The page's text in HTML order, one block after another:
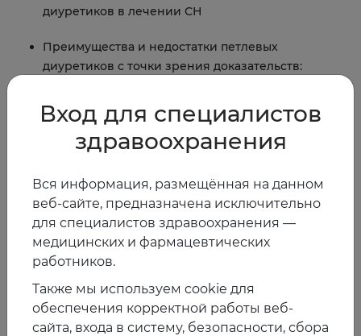
диуретиков в лечении СН
Преимущества и недостатки петлевых
диуретиков с точки зрения доказательств:
Практические аспекты назначения петлевых
диуретиков в реальной клинической практике
На странице урока доступны
Запись лекции Козиоловой Натальи Андреевны
Подборка теоретических материалов
Тест для самопроверки
Ссылка на курсДля получения доступа необходимо
зарегистрироваться на сайте Ассоциации.
Вход для специалистов
здравоохранения
Вся информация, размещённая на данном
веб-сайте, предназначена исключительно
для специалистов здравоохранения —
медицинских и фармацевтических
работников.
Также мы используем cookie для
обеспечения корректной работы веб-
сайта, входа в систему, безопасности, сбора